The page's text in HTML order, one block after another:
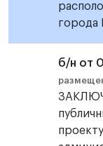
города
б/н от